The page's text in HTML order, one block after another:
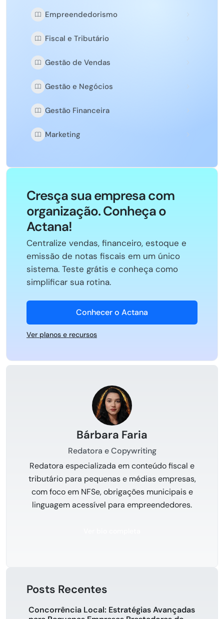
Empreendedorismo
Fiscal e Tributário
Gestão de Vendas
Gestão e Negócios
Gestão Financeira
Marketing
Cresça sua empresa com
organização. Conheça o
Actana!
Centralize vendas, financeiro, estoque e
emissão de notas fiscais em um único
sistema. Teste grátis e conheça como
simplificar sua rotina.
Conhecer o Actana
Ver planos e recursos
Bárbara Faria
Redatora e Copywriting
Redatora especializada em conteúdo fiscal e
tributário para pequenas e médias empresas,
com foco em NFSe, obrigações municipais e
linguagem acessível para empreendedores.
Posts Recentes
Concorrência Local: Estratégias Avançadas